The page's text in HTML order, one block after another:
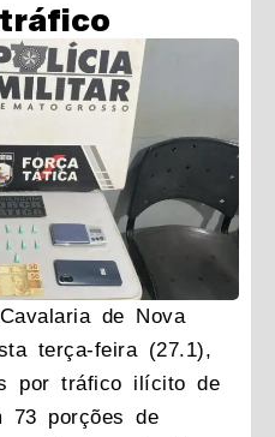
de Nova
terça-feira (27.1),
por tráfico ilícito de
73 porções de